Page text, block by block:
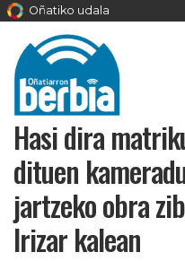
Oñatiko udala
Hasi dira
dituen
jartzeko obra
Irizar kalean